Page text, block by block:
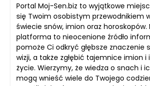
Portal Moj-Sen.biz to wyjątkowe
się Twoim osobistym przewodnikiem
świecie snów, imion oraz horoskopów.
platforma to nieocenione źródło
pomoże Ci odkryć głębsze znaczenie
wizji, a także zgłębić tajemnice imion i
życie. Wierzymy, że wiedza o snach i
mogą wnieść wiele do Twojego